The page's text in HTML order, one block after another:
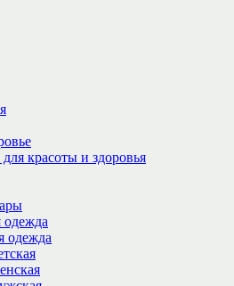
красоты и здоровья
одежда
одежда